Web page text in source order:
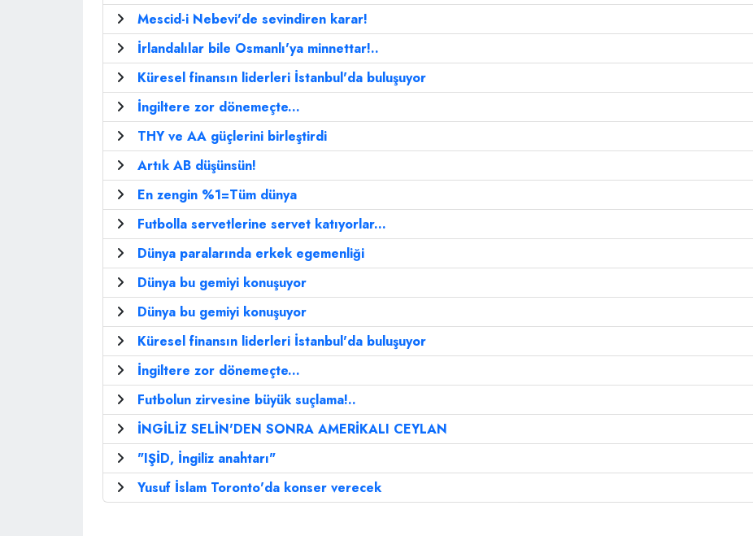
Mescid-i Nebevi'de sevindiren karar!
İrlandalılar bile Osmanlı'ya minnettar!..
Küresel finansın liderleri İstanbul'da buluşuyor
İngiltere zor dönemeçte...
THY ve AA güçlerini birleştirdi
Artık AB düşünsün!
En zengin %1=Tüm dünya
Futbolla servetlerine servet katıyorlar...
Dünya paralarında erkek egemenliği
Dünya bu gemiyi konuşuyor
Dünya bu gemiyi konuşuyor
Küresel finansın liderleri İstanbul'da buluşuyor
İngiltere zor dönemeçte...
Futbolun zirvesine büyük suçlama!..
İNGİLİZ SELİN'DEN SONRA AMERİKALI CEYLAN
"IŞİD, İngiliz anahtarı"
Yusuf İslam Toronto'da konser verecek